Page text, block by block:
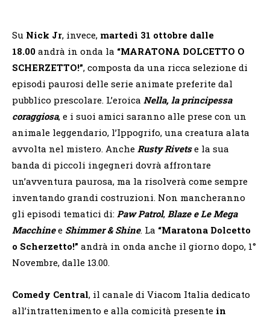
Su Nick Jr, invece, martedì 31 ottobre dalle
18.00 andrà in onda la “MARATONA DOLCETTO O
SCHERZETTO!”, composta da una ricca selezione di
episodi paurosi delle serie animate preferite dal
pubblico prescolare. L’eroica Nella, la principessa
coraggiosa, e i suoi amici saranno alle prese con un
animale leggendario, l’Ippogrifo, una creatura alata
avvolta nel mistero. Anche Rusty Rivetse la sua
banda di piccoli ingegneri dovrà affrontare
un’avventura paurosa, ma la risolverà come sempre
inventando grandi costruzioni. Non mancheranno
gli episodi tematici di: Paw Patrol, Blaze e Le Mega
Macchinee Shimmer & Shine. La “Maratona Dolcetto
o Scherzetto!” andrà in onda anche il giorno dopo, 1°
Novembre, dalle 13.00.
Comedy Central, il canale di Viacom Italia dedicato
all’intrattenimento e alla comicità presente in